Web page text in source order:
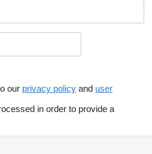
our privacy policy and user
in order to provide a